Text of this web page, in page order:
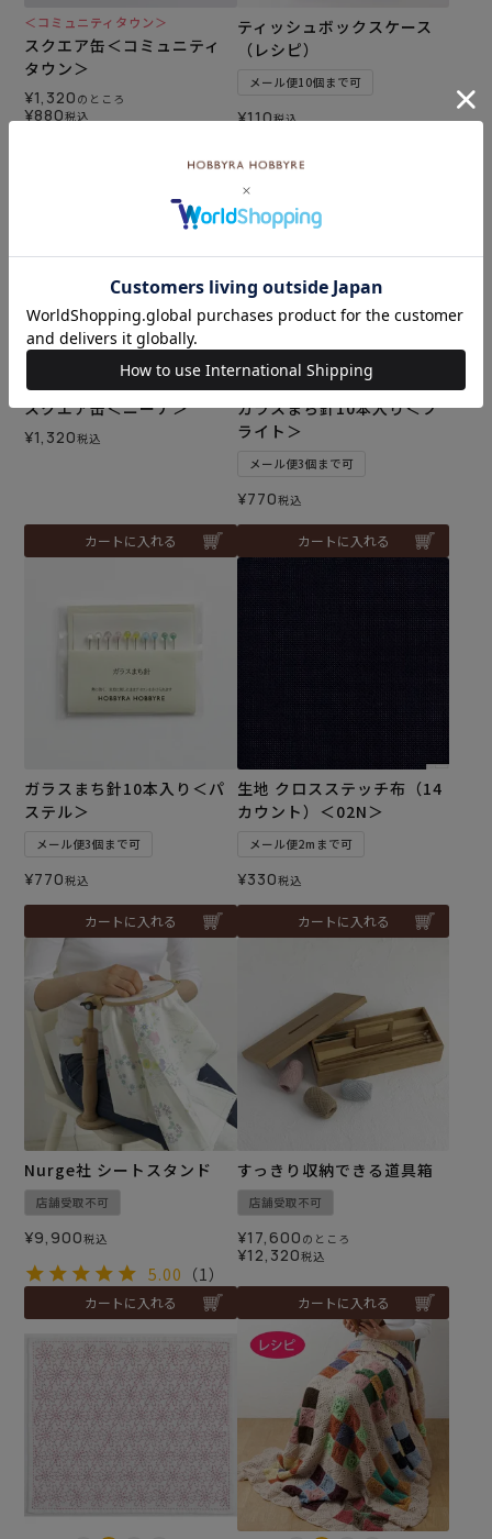
＜コミュニティタウン＞
スクエア缶＜コミュニティ
タウン＞
¥1,320 のところ
¥880税込
ティッシュボックスケース
（レシピ）
メール便10個まで可
¥110税込
カートに入れる
スクエア缶＜ニーナ＞
¥1,320税込
カートに入れる
ガラスまち針10本入り＜ブ
ライト＞
メール便3個まで可
¥770税込
カートに入れる
ガラスまち針10本入り＜パ
ステル＞
メール便3個まで可
¥770税込
カートに入れる
生地 クロスステッチ布（14
カウント）＜02N＞
メール便2mまで可
¥330税込
カートに入れる
Nurge社 シートスタンド
店舗受取不可
¥9,900税込
5.00 （1）
カートに入れる
すっきり収納できる道具箱
店舗受取不可
¥17,600 のところ
¥12,320税込
カートに入れる